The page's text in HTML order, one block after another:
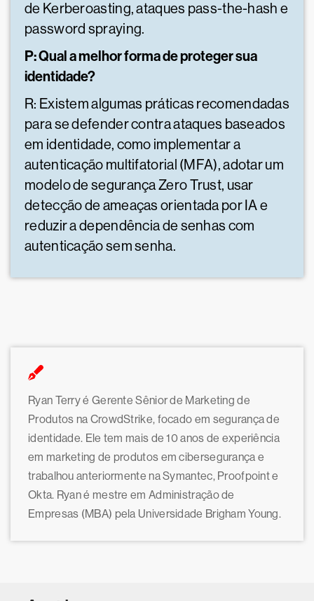
de Kerberoasting, ataques pass-the-hash e
password spraying.
P: Qual a melhor forma de proteger sua
identidade?
R: Existem algumas práticas recomendadas
para se defender contra ataques baseados
em identidade, como implementar a
autenticação multifatorial (MFA), adotar um
modelo de segurança Zero Trust, usar
detecção de ameaças orientada por IA e
reduzir a dependência de senhas com
autenticação sem senha.
Ryan Terry é Gerente Sênior de Marketing de
Produtos na CrowdStrike, focado em segurança de
identidade. Ele tem mais de 10 anos de experiência
em marketing de produtos em cibersegurança e
trabalhou anteriormente na Symantec, Proofpoint e
Okta. Ryan é mestre em Administração de
Empresas (MBA) pela Universidade Brigham Young.